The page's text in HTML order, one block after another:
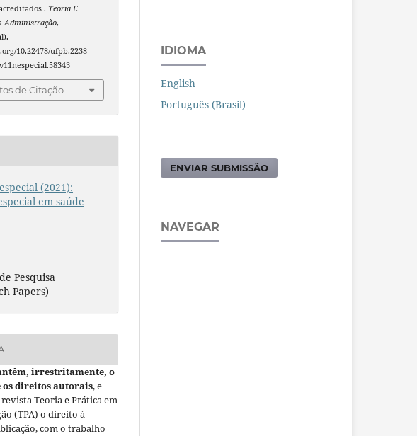
. Teoria E
Administração,
10.22478/ufpb.2238-
de Citação
(2021):
em saúde
Pesquisa
Papers)
irrestritamente, o
os direitos autorais, e
Teoria e Prática em
(TPA) o direito à
com o trabalho
IDIOMA
English
Português (Brasil)
ENVIAR SUBMISSÃO
NAVEGAR